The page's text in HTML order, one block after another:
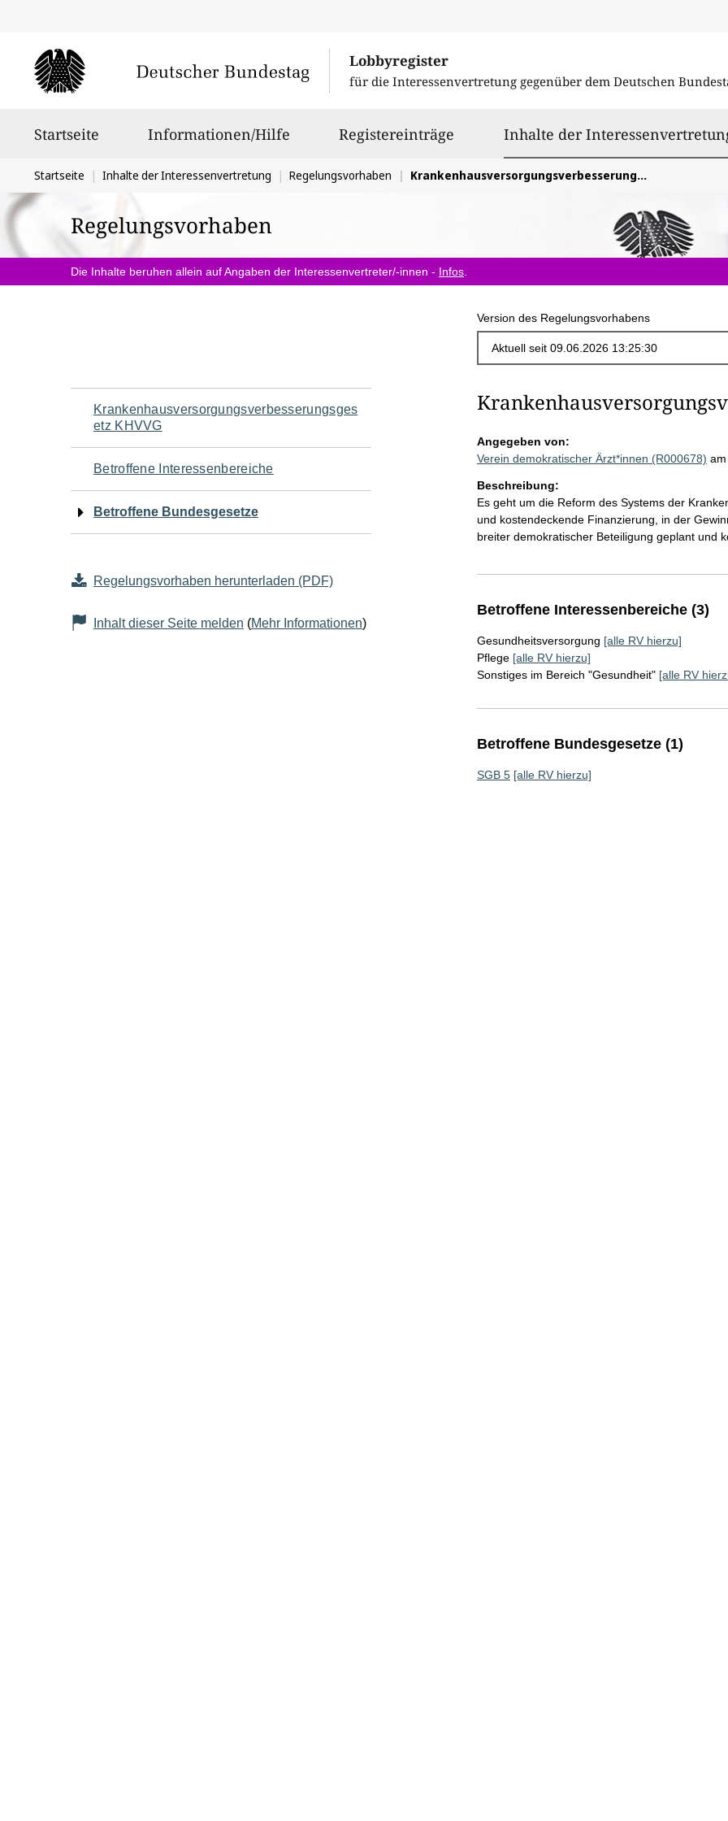
Lobbyregister
für die Interessenvertretung gegenüber dem Deutschen
Startseite Informationen/Hilfe Registereinträge Inhalte der
Sie
befinden
sich
hier:
Startseite Inhalte der Interessenvertretung Regelungsvorhaben Krankenhausversorgungsverbesserungsgesetz KHVVG
Regelungsvorhaben
Die Inhalte beruhen allein auf Angaben der Interessenvertreter/-innen - Infos
Version des Regelungsvorhabens
Navigation
für
den
Seiteninhalt
Krankenhausversorgungsverbesserungsges
etz KHVVG
Betroffene Interessenbereiche
Betroffene Bundesgesetze
Regelungsvorhaben herunterladen (PDF)
Inhalt dieser Seite melden (Mehr Informationen)
Angegeben von:
Verein demokratischer Ärzt*innen (R000678)
Beschreibung:
Es geht um die Reform des Systems der
und kostendeckende Finanzierung, in der
breiter demokratischer Beteiligung geplant und
Betroffene Interessenbereiche (3)
Gesundheitsversorgung [alle RV hierzu]
Pflege [alle RV hierzu]
Sonstiges im Bereich "Gesundheit" [alle RV
Betroffene Bundesgesetze (1)
SGB 5 [alle RV hierzu]